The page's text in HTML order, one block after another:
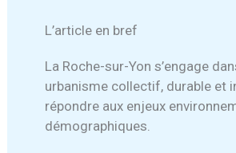
L’article en bref
La Roche-sur-Yon s’engage
urbanisme collectif, durable et
répondre aux enjeux
démographiques.